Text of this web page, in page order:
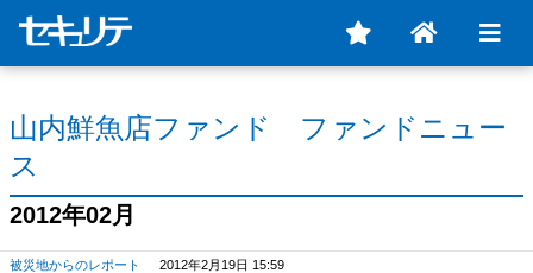
山内鮮魚店ファンド ファンドニュー
ス
2012年02月
被災地からのレポート 2012年2月19日 15:59